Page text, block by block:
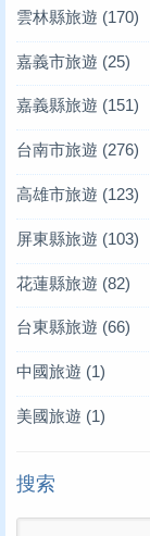
雲林縣旅遊 (170)
嘉義市旅遊 (25)
嘉義縣旅遊 (151)
台南市旅遊 (276)
高雄市旅遊 (123)
屏東縣旅遊 (103)
花蓮縣旅遊 (82)
台東縣旅遊 (66)
中國旅遊 (1)
美國旅遊 (1)
搜索